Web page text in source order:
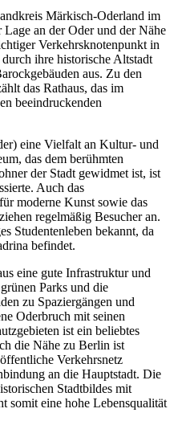
Märkisch-Oderland im
an der Oder und der Nähe
Verkehrsknotenpunkt in
ihre historische Altstadt
aus. Zu den
das Rathaus, das im
beeindruckenden
eine Vielfalt an Kultur- und
das dem berühmten
der Stadt gewidmet ist, ist
Auch das
moderne Kunst sowie das
regelmäßig Besucher an.
Studentenleben bekannt, da
befindet.
eine gute Infrastruktur und
Parks und die
zu Spaziergängen und
Oderbruch mit seinen
ist ein beliebtes
die Nähe zu Berlin ist
Verkehrsnetz
an die Hauptstadt. Die
Stadtbildes mit
somit eine hohe Lebensqualität